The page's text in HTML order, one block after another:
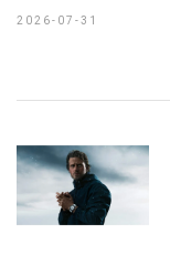
2026-07-31